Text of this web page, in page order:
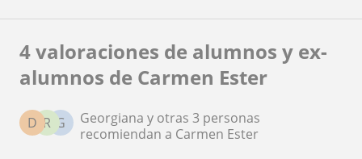
4 valoraciones de alumnos y ex-
alumnos de Carmen Ester
G
R
D
Georgiana y otras 3 personas
recomiendan a Carmen Ester